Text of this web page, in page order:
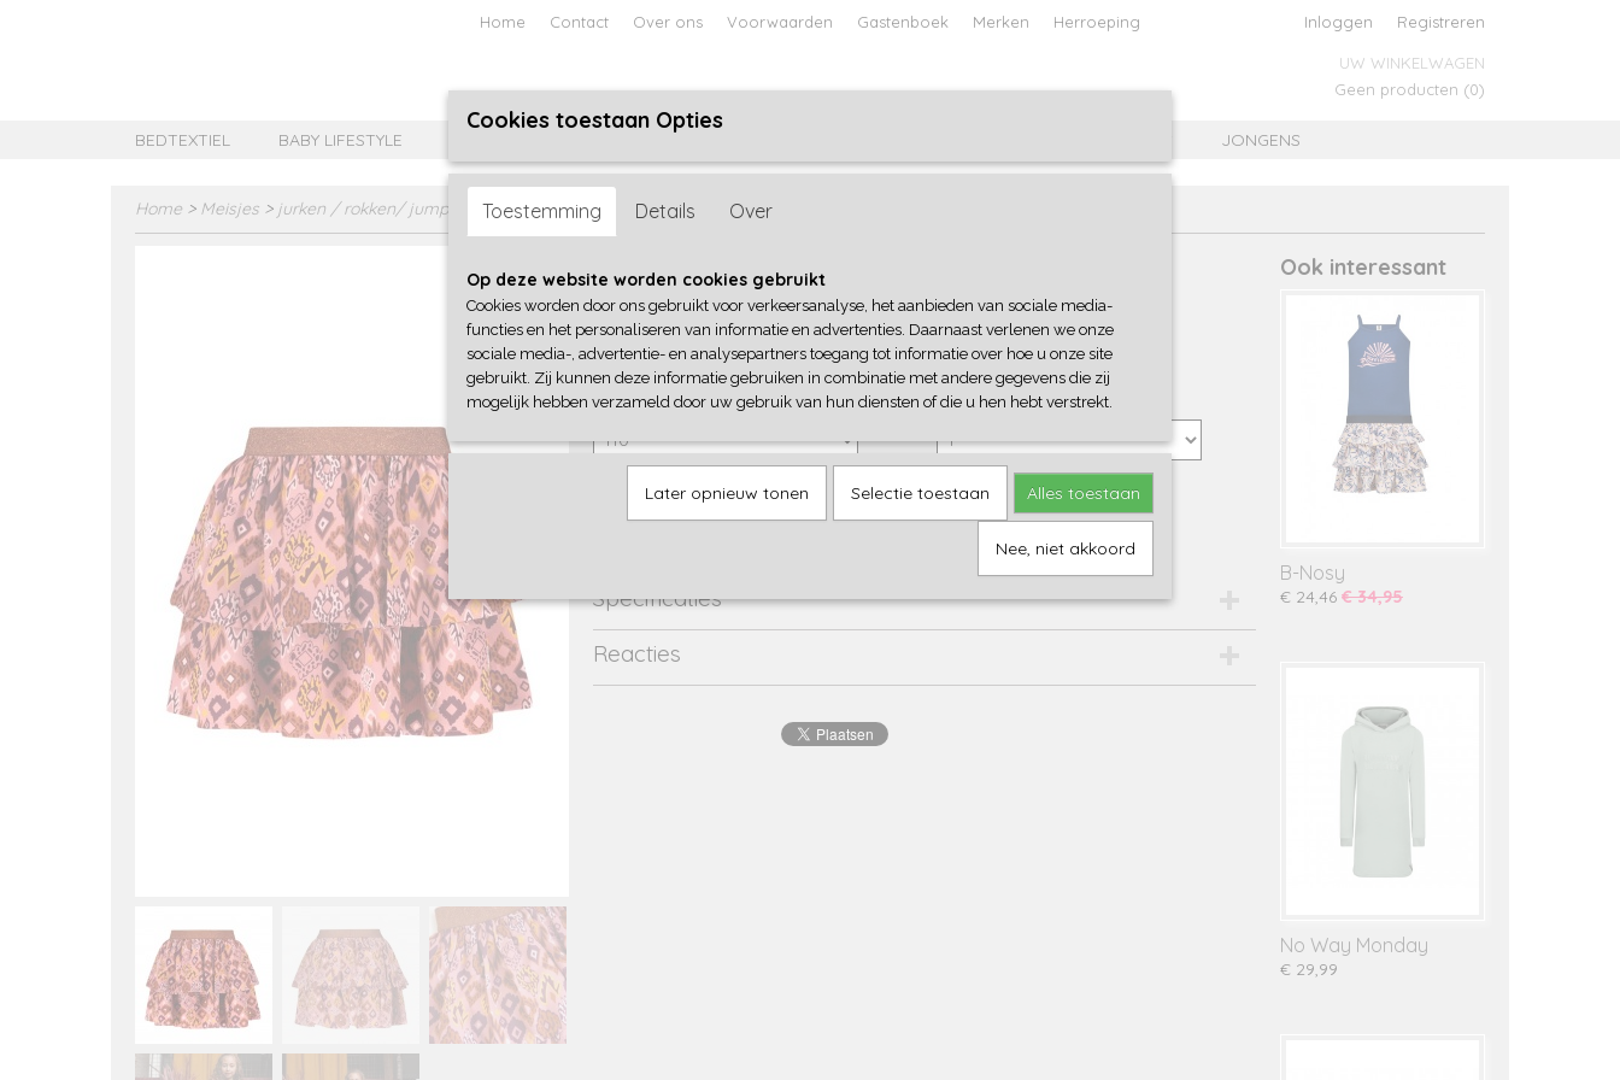
Home Contact Over ons Voorwaarden Gastenboek Merken Herroeping Inloggen Registreren
UW WINKELWAGEN
Geen producten (0)
BEDTEXTIEL BABY LIFESTYLE JONGENS BABY JONGENS
Home > Meisjes > jurken / rokken/ jumpsuit >B-Nosy
B-Nosy
€ 32,95 (inclusief btw 21%)
✓Op voorraad
B-Nosy Aantal
IN WINKELWAGEN
Specificaties
Productcode leverancier
Reacties
Ook interessant
B-Nosy
€ 24,46 € 34,95
No Way Monday
€ 29,99
Cookies toestaan Opties
Toestemming Details Over
Op deze website worden cookies gebruikt
Cookies worden door ons gebruikt voor verkeersanalyse, het aanbieden van sociale media-
functies en het personaliseren van informatie en advertenties. Daarnaast verlenen we onze
sociale media-, advertentie- en analysepartners toegang tot informatie over hoe u onze site
gebruikt. Zij kunnen deze informatie gebruiken in combinatie met andere gegevens die zij
mogelijk hebben verzameld door uw gebruik van hun diensten of die u hen hebt verstrekt.
Later opnieuw tonen Selectie toestaan Alles toestaan
Nee, niet akkoord